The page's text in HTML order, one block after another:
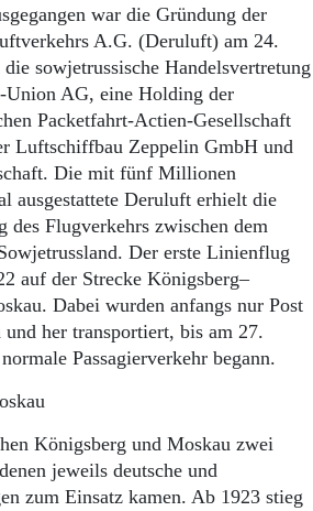
war die Gründung der
A.G. (Deruluft) am 24.
sowjetrussische Handelsvertretung
AG, eine Holding der
Packetfahrt-Actien-Gesellschaft
Luftschiffbau Zeppelin GmbH und
Die mit fünf Millionen
ausgestattete Deruluft erhielt die
Flugverkehrs zwischen dem
Der erste Linienflug
auf der Strecke Königsberg–
Dabei wurden anfangs nur Post
her transportiert, bis am 27.
Passagierverkehr begann.
Königsberg und Moskau zwei
jeweils deutsche und
zum Einsatz kamen. Ab 1923 stieg